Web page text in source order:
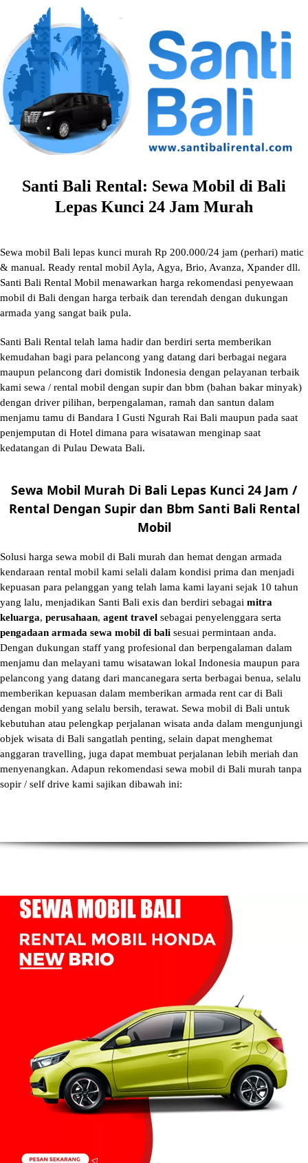
content
Santi Bali Rental: Sewa Mobil di Bali
Lepas Kunci 24 Jam Murah
Sewa mobil Bali lepas kunci murah Rp 200.000/24 jam (perhari) matic
& manual. Ready rental mobil Ayla, Agya, Brio, Avanza, Xpander dll.
Santi Bali Rental Mobil menawarkan harga rekomendasi penyewaan
mobil di Bali dengan harga terbaik dan terendah dengan dukungan
armada yang sangat baik pula.
Santi Bali Rental telah lama hadir dan berdiri serta memberikan
kemudahan bagi para pelancong yang datang dari berbagai negara
maupun pelancong dari domistik Indonesia dengan pelayanan terbaik
kami sewa / rental mobil dengan supir dan bbm (bahan bakar minyak)
dengan driver pilihan, berpengalaman, ramah dan santun dalam
menjamu tamu di Bandara I Gusti Ngurah Rai Bali maupun pada saat
penjemputan di Hotel dimana para wisatawan menginap saat
kedatangan di Pulau Dewata Bali.
Sewa Mobil Murah Di Bali Lepas Kunci 24 Jam /
Rental Dengan Supir dan Bbm Santi Bali Rental
Mobil
Solusi harga sewa mobil di Bali murah dan hemat dengan armada
kendaraan rental mobil kami selali dalam kondisi prima dan menjadi
kepuasan para pelanggan yang telah lama kami layani sejak 10 tahun
yang lalu, menjadikan Santi Bali exis dan berdiri sebagai mitra
keluarga, perusahaan, agent travel sebagai penyelenggara serta
pengadaan armada sewa mobil di bali sesuai permintaan anda.
Dengan dukungan staff yang profesional dan berpengalaman dalam
menjamu dan melayani tamu wisatawan lokal Indonesia maupun para
pelancong yang datang dari mancanegara serta berbagai benua, selalu
memberikan kepuasan dalam memberikan armada rent car di Bali
dengan mobil yang selalu bersih, terawat. Sewa mobil di Bali untuk
kebutuhan atau pelengkap perjalanan wisata anda dalam mengunjungi
objek wisata di Bali sangatlah penting, selain dapat menghemat
anggaran travelling, juga dapat membuat perjalanan lebih meriah dan
menyenangkan. Adapun rekomendasi sewa mobil di Bali murah tanpa
sopir / self drive kami sajikan dibawah ini: